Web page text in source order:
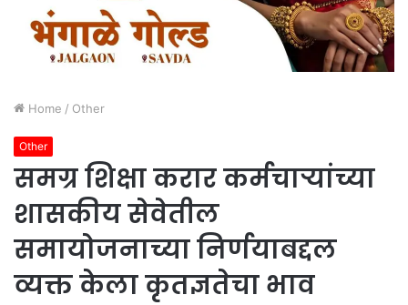
Home / Other
Other
समग्र शिक्षा करार कर्मचाऱ्यांच्या
शासकीय सेवेतील
समायोजनाच्या निर्णयाबद्दल
व्यक्त केला कृतज्ञतेचा भाव